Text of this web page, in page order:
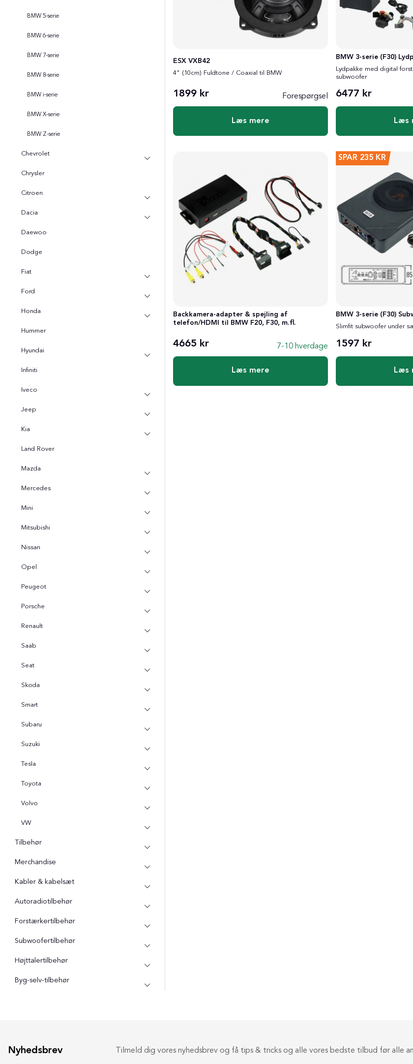
BMW 5-serie
BMW 6-serie
BMW 7-serie
BMW 8-serie
BMW i-serie
BMW X-serie
BMW Z-serie
Chevrolet
Chrysler
Citroen
Dacia
Daewoo
Dodge
Fiat
Ford
Honda
Hummer
Hyundai
Infiniti
Iveco
Jeep
Kia
Land Rover
Mazda
Mercedes
Mini
Mitsubishi
Nissan
Opel
Peugeot
Porsche
Renault
Saab
Seat
Skoda
Smart
Subaru
Suzuki
Tesla
Toyota
Volvo
VW
Tilbehør
Merchandise
Kabler & kabelsæt
Autoradiotilbehør
Forstærkertilbehør
Subwoofertilbehør
Højttalertilbehør
Byg-selv-tilbehør
ESX VXB42
4" (10cm) Fuldtone / Coaxial til BMW
1899 kr Forespørgsel
Læs mere
BMW 3-serie (F30)
Lydpakke med digital
subwoofer
6477 kr
Læs
Backkamera-adapter & spejling af
telefon/HDMI til BMW F20, F30, m.fl.
4665 kr 7-10 hverdage
Læs mere
SPAR 235 KR
BMW 3-serie (F30)
Slimfit subwoofer under
1597 kr
Læs
Nyhedsbrev Tilmeld dig vores nyhedsbrev og få tips & tricks og alle vores bedste tilbud før alle